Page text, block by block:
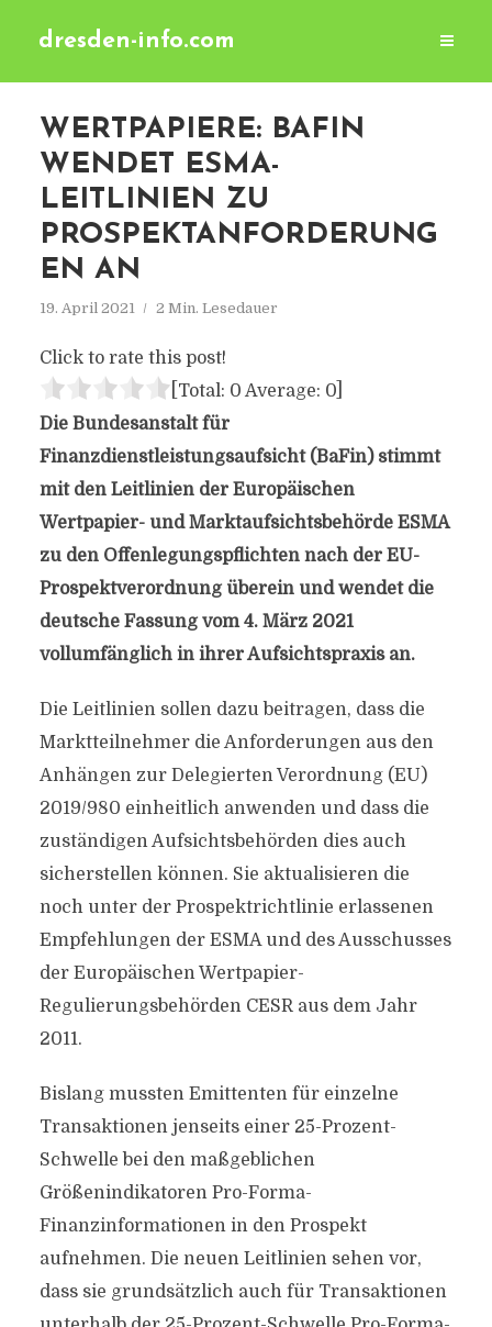
dresden-info.com
WERTPAPIERE: BAFIN
WENDET ESMA-
LEITLINIEN ZU
PROSPEKTANFORDERUNG
EN AN
19. April 2021 2 Min. Lesedauer
Click to rate this post!
[Total: 0 Average: 0]
Die Bundesanstalt für
Finanzdienstleistungsaufsicht (BaFin) stimmt
mit den Leitlinien der Europäischen
Wertpapier- und Marktaufsichtsbehörde ESMA
zu den Offenlegungspflichten nach der EU-
Prospektverordnung überein und wendet die
deutsche Fassung vom 4. März 2021
vollumfänglich in ihrer Aufsichtspraxis an.
Die Leitlinien sollen dazu beitragen, dass die
Marktteilnehmer die Anforderungen aus den
Anhängen zur Delegierten Verordnung (EU)
2019/980 einheitlich anwenden und dass die
zuständigen Aufsichtsbehörden dies auch
sicherstellen können. Sie aktualisieren die
noch unter der Prospektrichtlinie erlassenen
Empfehlungen der ESMA und des Ausschusses
der Europäischen Wertpapier-
Regulierungsbehörden CESR aus dem Jahr
2011.
Bislang mussten Emittenten für einzelne
Transaktionen jenseits einer 25-Prozent-
Schwelle bei den maßgeblichen
Größenindikatoren Pro-Forma-
Finanzinformationen in den Prospekt
aufnehmen. Die neuen Leitlinien sehen vor,
dass sie grundsätzlich auch für Transaktionen